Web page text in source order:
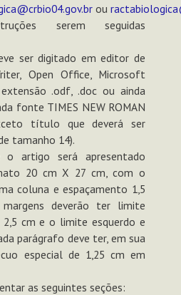
ou
serem seguidas
ser digitado em editor de
Open Office, Microsoft
.odf, .doc ou ainda
fonte TIMES NEW ROMAN
título que deverá ser
tamanho 14).
o artigo será apresentado
20 cm X 27 cm, com o
coluna e espaçamento 1,5
deverão ter limite
cm e o limite esquerdo e
parágrafo deve ter, em sua
especial de 1,25 cm em
as seguintes seções: